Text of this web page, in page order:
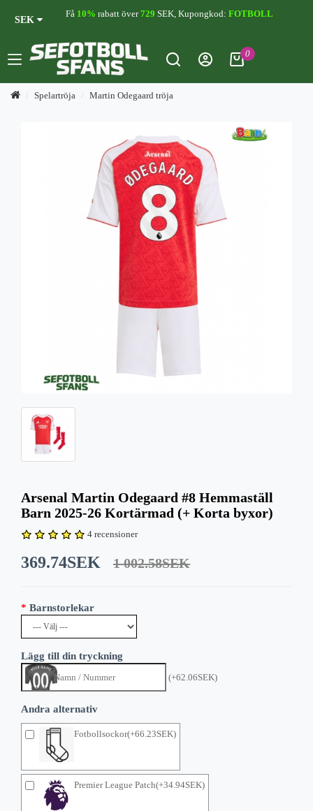
SEK
Få 10% rabatt över729 SEK, Kupongkod: FOTBOLL
0
Spelartröja Martin Odegaard tröja
Arsenal Martin Odegaard #8 Hemmaställ
Barn 2025-26 Kortärmad (+ Korta byxor)
4 recensioner
369.74SEK 1 002.58SEK
Barnstorlekar
Lägg till din tryckning
(+62.06SEK)
Andra alternativ
Fotbollsockor(+66.23SEK)
Premier League Patch(+34.94SEK)